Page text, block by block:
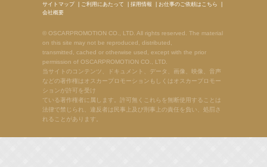
サイトマップ| ご利用にあたって 採用情報 お仕事のご依頼はこちら
会社概要
© OSCARPROMOTION CO., LTD. All rights reserved. The material
on this site may not be reproduced, distributed,
transmitted, cached or otherwise used, except with the prior
permission of OSCARPROMOTION CO., LTD.
当サイトのコンテンツ、ドキュメント、データ、画像、映像、音声
などの著作権はオスカープロモーションもしくはオスカープロモー
ションが許可を受け
ている著作権者に属します。許可無くこれらを無断使用することは
法律で禁じられ、違反者は民事上及び刑事上の責任を負い、処罰さ
れることがあります。